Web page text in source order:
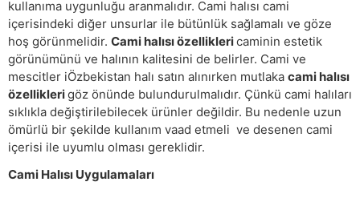
kullanıma uygunluğu aranmalıdır. Cami halısı cami
içerisindeki diğer unsurlar ile bütünlük sağlamalı ve göze
hoş görünmelidir. Cami halısı özelliklericaminin estetik
görünümünü ve halının kalitesini de belirler. Cami ve
mescitler iÖzbekistan halı satın alınırken mutlaka cami halısı
özelliklerigöz önünde bulundurulmalıdır. Çünkü cami halıları
sıklıkla değiştirilebilecek ürünler değildir. Bu nedenle uzun
ömürlü bir şekilde kullanım vaad etmeli ve desenen cami
içerisi ile uyumlu olması gereklidir.
Cami Halısı Uygulamaları